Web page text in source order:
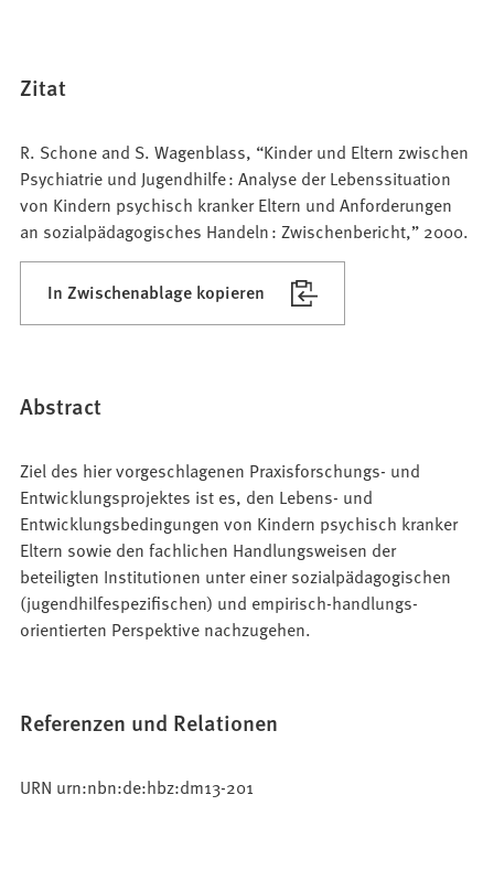
Zitat
R. Schone and S. Wagenblass, “Kinder und Eltern zwischen
Psychiatrie und Jugendhilfe : Analyse der Lebenssituation
von Kindern psychisch kranker Eltern und Anforderungen
an sozialpädagogisches Handeln : Zwischenbericht,” 2000.
In Zwischenablage kopieren
Abstract
Ziel des hier vorgeschlagenen Praxisforschungs- und
Entwicklungsprojektes ist es, den Lebens- und
Entwicklungsbedingungen von Kindern psychisch kranker
Eltern sowie den fachlichen Handlungsweisen der
beteiligten Institutionen unter einer sozialpädagogischen
(jugendhilfespezifischen) und empirisch-handlungs-
orientierten Perspektive nachzugehen.
Referenzen und Relationen
URN urn:nbn:de:hbz:dm13-201